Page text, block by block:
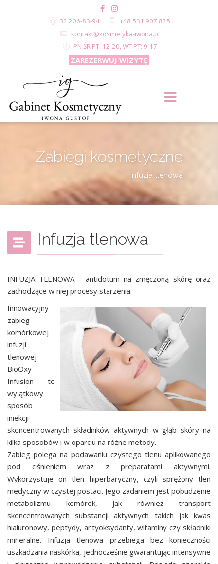
32 206-83-94
+48 531 907 825
kontakt@kosmetyka-iwona.pl
PN ŚR PT: 12-20, WT PT: 9-17
ZAREZERWUJ WIZYTĘ
Zabiegi kosmetyczne
Infuzja tlenowa
Infuzja tlenowa
INFUZJA TLENOWA - antidotum na zmęczoną skórę oraz
zachodzące w niej procesy starzenia.
Innowacyjny
zabieg
komórkowej
infuzji
tlenowej
BioOxy
Infusion to
wyjątkowy
sposób
iniekcji
skoncentrowanych składników aktywnych w głąb skóry na
kilka sposobów i w oparciu na różne metody.
Zabieg polega na podawaniu czystego tlenu aplikowanego
pod ciśnieniem wraz z preparatami aktywnymi.
Wykorzystuje on tlen hiperbaryczny, czyli sprężony tlen
medyczny w czystej postaci. Jego zadaniem jest pobudzenie
metabolizmu komórek, jak również transport
skoncentrowanych substancji aktywnych takich jak kwas
hialuronowy, peptydy, antyoksydanty, witaminy czy składniki
mineralne. Infuzja tlenowa przebiega bez konieczności
uszkadzania naskórka, jednocześnie gwarantując intensywne